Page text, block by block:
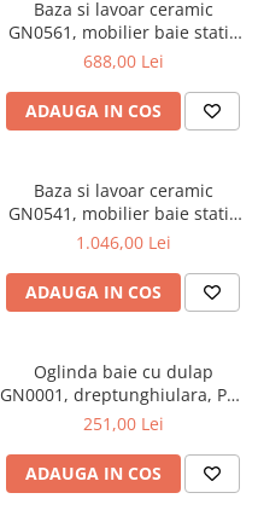
Baza si lavoar ceramic
GN0561, mobilier baie stativ
50 cm, front MDF, 2 usi, 2
reglabile, alb/antracit
688,00 Lei
ADAUGA IN COS
Baza si lavoar ceramic
GN0541, mobilier baie stativ
60 cm, front MDF, 2 sertare,
alb
1.046,00 Lei
ADAUGA IN COS
Oglinda baie cu dulap
GN0001, dreptunghiulara, PAL
Lucios, iluminare led, 2
251,00 Lei
ADAUGA IN COS